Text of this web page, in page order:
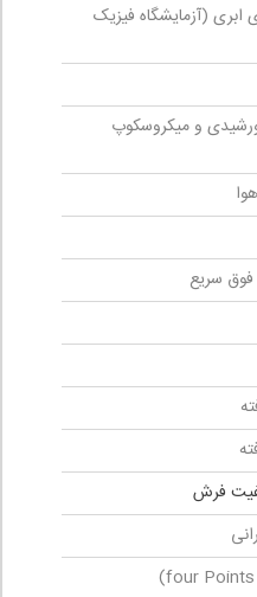
(آزمایشگاه فیزیک
و میکروسکوپ
سریع
فرش